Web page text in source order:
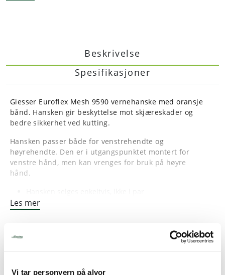
Vi tar personvern på alvor
Beskrivelse
Spesifikasjoner
Giesser Euroflex Mesh 9590 vernehanske med oransje
bånd. Hansken gir beskyttelse mot skjæreskader og
bedre sikkerhet ved kutting.
Hansken passer både for venstrehendte og
høyrehendte. Den er i utgangspunktet montert for
venstre hånd, men kan vrenges for bruk på høyre
hånd.
Størrelse: Ekstra Stor
Les mer